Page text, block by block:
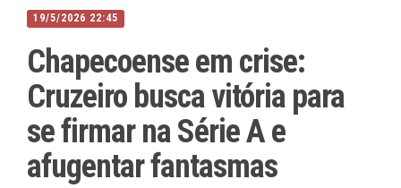
19/5/2026 22:45
Chapecoense em crise:
Cruzeiro busca vitória para
se firmar na Série A e
afugentar fantasmas